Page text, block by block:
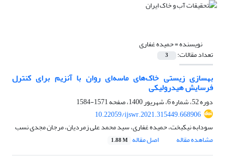
نویسنده =حمیده غفاری
تعداد مقالات: 3
بهسازی زیستی خاک‌های ماسه‌ای روان با آنزیم برای کنترل
فرسایش هیدرولیکی
دوره 52، شماره 6، شهریور 1400، صفحه
1571-1584
10.22059/ijswr.2021.315449.668906
سودابه نیکبخت، حمیده غفاری، سید محمد علی زمردیان، مرجان مجدی نسب
مشاهده مقاله
اصل مقاله 1.88 M